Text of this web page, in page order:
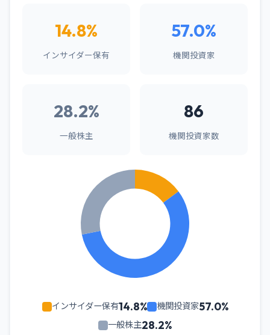
14.8%
インサイダー保有
57.0%
機関投資家
28.2%
一般株主
86
機関投資家数
インサイダー保有14.8% 機関投資家57.0%
一般株主28.2%